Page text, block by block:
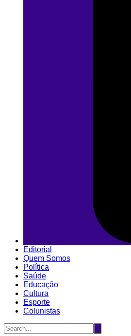
Editorial
Quem Somos
Política
Saúde
Educação
Cultura
Esporte
Colunistas